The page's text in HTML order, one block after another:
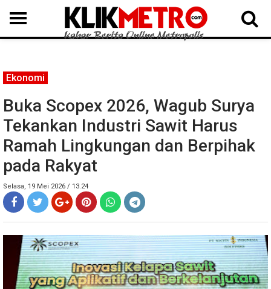
MEDAN LANGKAT DAIRI SAMOSIR TAPUT BATUBARA DELISERDANG
Ekonomi
Buka Scopex 2026, Wagub Surya
Tekankan Industri Sawit Harus
Ramah Lingkungan dan Berpihak
pada Rakyat
Selasa, 19 Mei 2026 / 13.24